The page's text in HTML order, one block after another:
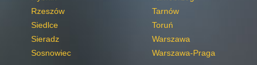
Rzeszów
Siedlce
Sieradz
Sosnowiec
Tarnów
Toruń
Warszawa
Warszawa-Praga